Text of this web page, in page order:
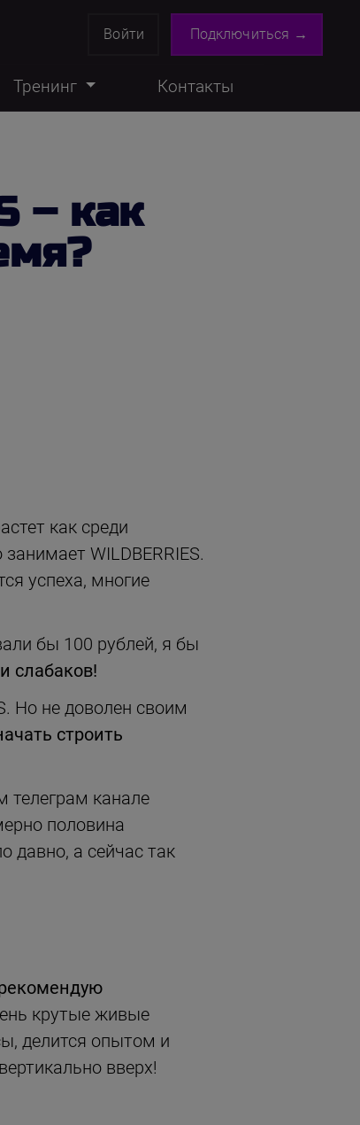
Войти Подключиться →
Тренинг Контакты
– как
как среди
WILDBERRIES.
успеха, многие
бы 100 рублей, я бы
слабаков!
Но не доволен своим
строить
телеграм канале
половина
давно, а сейчас так
крутые живые
делится опытом и
вверх!